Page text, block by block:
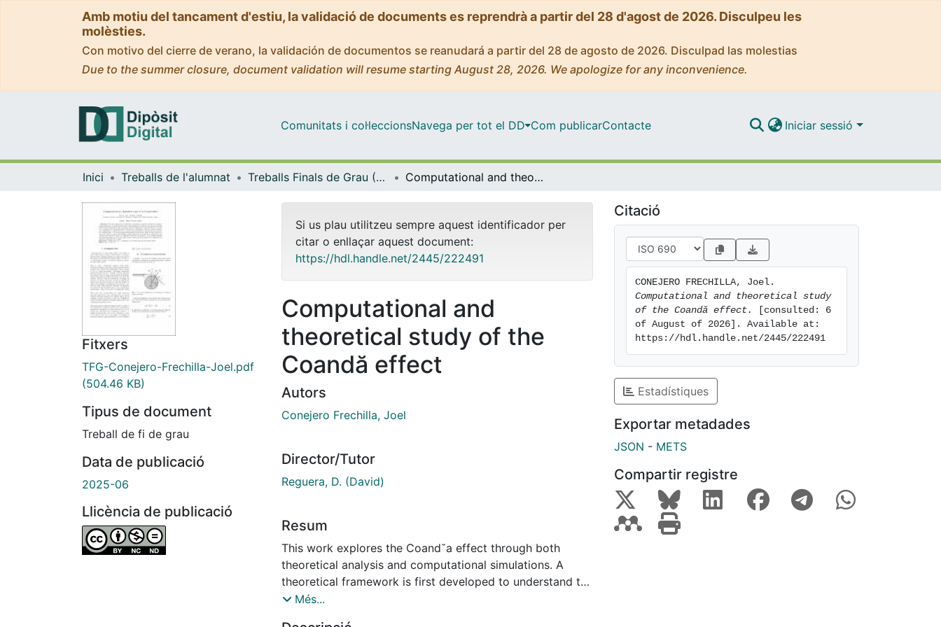
Amb motiu del tancament d'estiu, la validació de documents es reprendrà a partir del 28 d'agost de 2026. Disculpeu les
molèsties.
Con motivo del cierre de verano, la validación de documentos se reanudará a partir del 28 de agosto de 2026. Disculpad las molestias
Due to the summer closure, document validation will resume starting August 28, 2026. We apologize for any inconvenience.
Comunitats i col·leccionsNavega per tot el DD Com publicarContacte Iniciar sessió
Inici Treballs de l'alumnat Treballs Finals de Grau (TFG) - Física Computational and theoretical study of the Coandă effect
Fitxers
TFG-Conejero-Frechilla-Joel.pdf
(504.46 KB)
Tipus de document
Treball de fi de grau
Data de publicació
2025-06
Llicència de publicació
Si us plau utilitzeu sempre aquest identificador per
citar o enllaçar aquest document:
https://hdl.handle.net/2445/222491
Computational and
theoretical study of the
Coandă effect
Autors
Conejero Frechilla, Joel
Director/Tutor
Reguera, D. (David)
Resum
This work explores the Coand˘a effect through both
theoretical analysis and computational simulations. A
theoretical framework is first developed to understand the
physical principles underlying the phenomenon. Then,
Més...
Citació
Computational and theoretical study
of the Coandă effect.
[consulted: 6
of August of 2026]. Available at:
https://hdl.handle.net/2445/222491
Estadístiques
Exportar metadades
JSON - METS
Compartir registre